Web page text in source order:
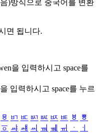
)방식으로 중국어를 변환
면 됩니다.
을 입력하시고 space를
을 입력하시고 space를 누르
ㅱ ㅲ ㅳ ㅴ ㅵ ㅶ ㅷ ㅸ
ㅹ
ㆆ ㆇ ㆈ ㆉ ㆊ ㆋ ㆌ ㆍ
ㆎ